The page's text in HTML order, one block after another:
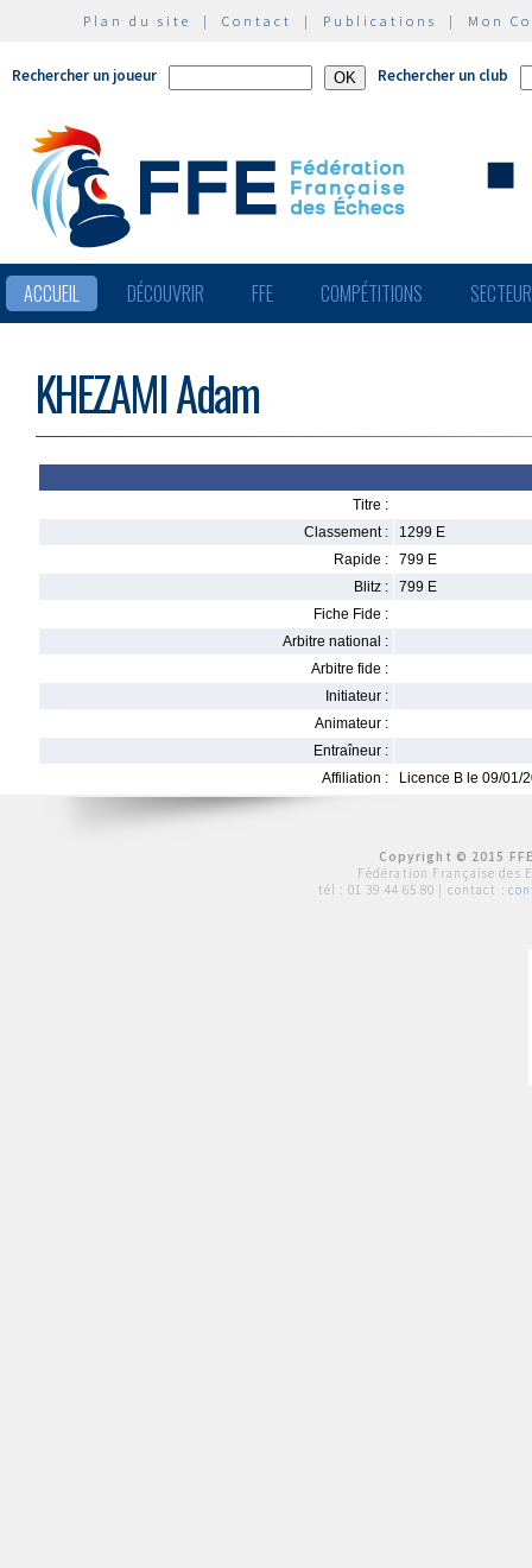
Plan du site | Contact | Publications | Mon
Rechercher un joueur Rechercher un club
ACCUEIL DÉCOUVRIR FFE COMPÉTITIONS
KHEZAMI Adam
Titre :
Classement :
1299 E
Rapide :
799 E
Blitz :
799 E
Fiche Fide :
Arbitre national :
Arbitre fide :
Initiateur :
Animateur :
Entraîneur :
Affiliation :
Licence B le 09/01/
Copyright © 2015
Fédération Française des
tél : 01 39 44 65 80 | contact :